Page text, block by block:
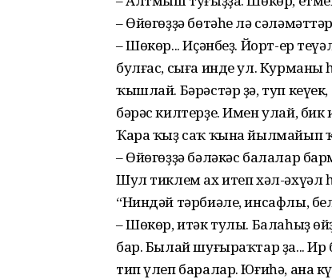
– Өйөгөҙҙә бөтәһе лә
– Шөкөр... Иҫәнбеҙ. Йорт-ер
булғас, сыға инде ул. Курманы
ҡышлай. Бәрәстәр ҙә, туп
бәрәс килтерҙе. Имен улай, бик
Ҡара ҡыҙ саҡ ҡына йылмайып
– Өйөгөҙҙә бәләкәс балалар
Шул тиклем ах итеп хәл-әхүәл
“Ниндәй тәрбиәле, инсафлы,
– Шөкөр, итәк тулы. Балаһыҙ
бар. Былай шуғыраҡтар ҙа...
тип үлеп баралар. Юғиһә, ана